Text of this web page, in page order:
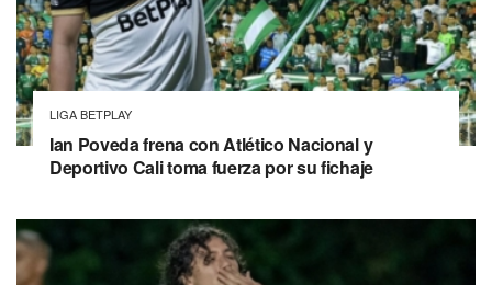
LIGA BETPLAY
Ian Poveda frena con Atlético Nacional y
Deportivo Cali toma fuerza por su fichaje